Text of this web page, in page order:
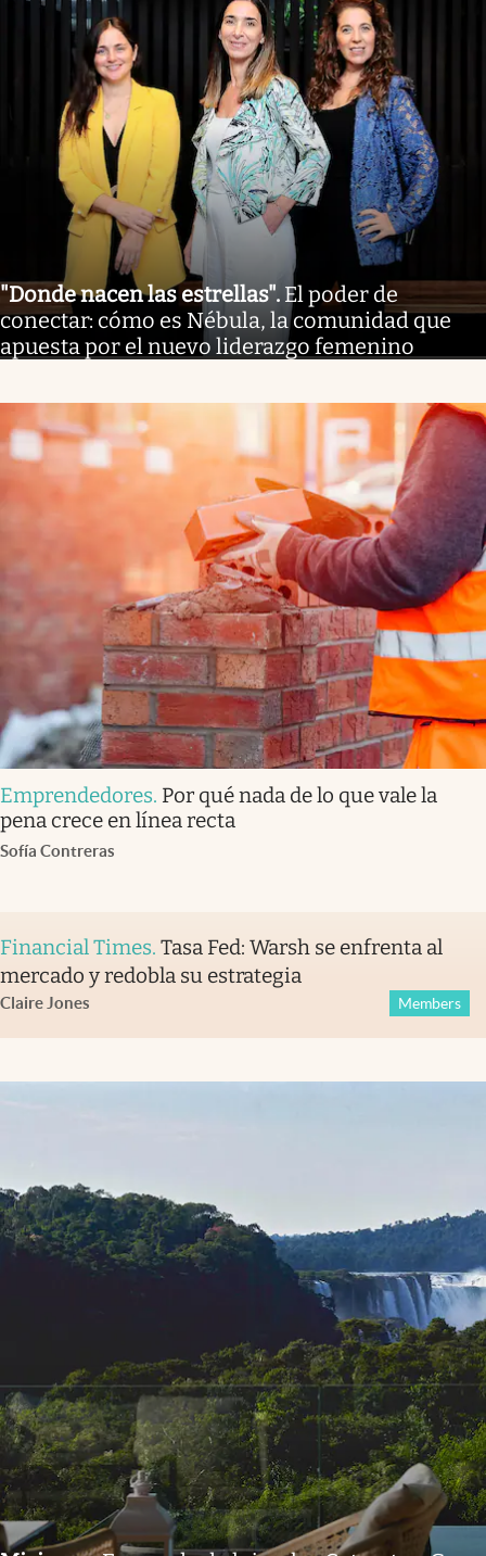
"Donde nacen las estrellas". El poder de
conectar: cómo es Nébula, la comunidad que
apuesta por el nuevo liderazgo femenino
Emprendedores. Por qué nada de lo que vale la
pena crece en línea recta
Sofía Contreras
Financial Times. Tasa Fed: Warsh se enfrenta al
mercado y redobla su estrategia
Claire Jones Members